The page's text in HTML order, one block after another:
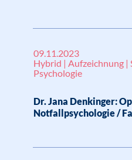
09.11.2023
Hybrid | Aufzeichnung |
Psychologie
Dr. Jana Denkinger:
Notfallpsychologie /